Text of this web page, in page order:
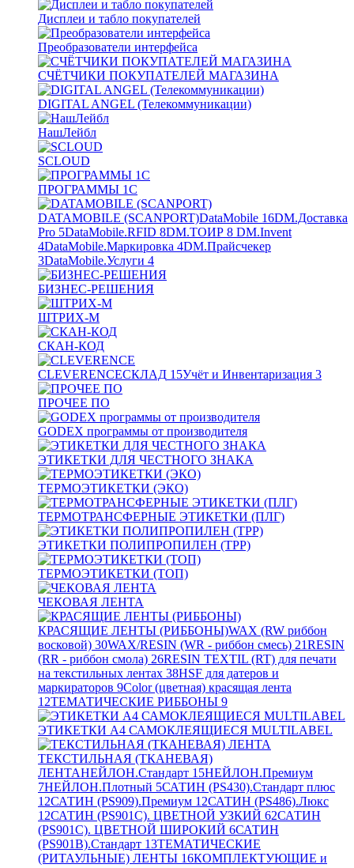
Дисплеи и табло покупателей
Преобразователи интерфейса
СЧЁТЧИКИ ПОКУПАТЕЛЕЙ МАГАЗИНА
DIGITAL ANGEL (Телекоммуникации)
НашЛейбл
SCLOUD
ПРОГРАММЫ 1С
DATAMOBILE (SCANPORT)DataMobile 16DM.Доставка
Pro 5DataMobile.RFID 8DM.ТОИР 8 DM.Invent
4DataMobile.Маркировка 4DM.Прайсчекер
3DataMobile.Услуги 4
БИЗНЕС-РЕШЕНИЯ
ШТРИХ-М
СКАН-КОД
CLEVERENCEСКЛАД 15Учёт и Инвентаризация 3
ПРОЧЕЕ ПО
GODEX программы от производителя
ЭТИКЕТКИ ДЛЯ ЧЕСТНОГО ЗНАКА
ТЕРМОЭТИКЕТКИ (ЭКО)
ТЕРМОТРАНСФЕРНЫЕ ЭТИКЕТКИ (ПЛГ)
ЭТИКЕТКИ ПОЛИПРОПИЛЕН (TPP)
ТЕРМОЭТИКЕТКИ (ТОП)
ЧЕКОВАЯ ЛЕНТА
КРАСЯЩИЕ ЛЕНТЫ (РИББОНЫ)WAX (RW риббон
восковой) 30WAX/RESIN (WR - риббон смесь) 21RESIN
(RR - риббон смола) 26RESIN TEXTIL (RT) для печати
на текстильных лентах 38HSF для датеров и
маркираторов 9Color (цветная) красящая лента
12ТЕМАТИЧЕСКИЕ РИББОНЫ 9
ЭТИКЕТКИ А4 САМОКЛЕЯЩИЕСЯ MULTILABEL
ТЕКСТИЛЬНАЯ (ТКАНЕВАЯ)
ЛЕНТАНЕЙЛОН.Стандарт 15НЕЙЛОН.Премиум
7НЕЙЛОН.Плотный 5САТИН (PS430).Стандарт плюс
12САТИН (PS909).Премиум 12САТИН (PS486).Люкс
12САТИН (PS901C). ЦВЕТНОЙ УЗКИЙ 62САТИН
(PS901C). ЦВЕТНОЙ ШИРОКИЙ 6САТИН
(PS901B).Стандарт 13ТЕМАТИЧЕСКИЕ
(РИТАУЛЬНЫЕ) ЛЕНТЫ 16КОМПЛЕКТУЮЩИЕ и